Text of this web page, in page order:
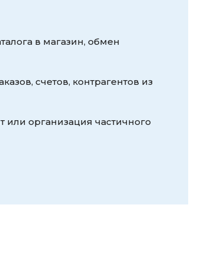
в магазин, обмен
счетов, контрагентов из
или организация частичного